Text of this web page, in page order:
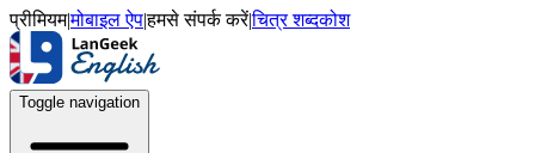
प्रीमियम|मोबाइल ऐप|हमसे संपर्क करें|चित्र शब्दकोश
Toggle navigation